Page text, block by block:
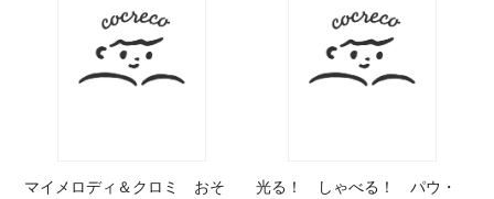
マイメロディ＆クロミ おそ
光る！ しゃべる！ パウ・